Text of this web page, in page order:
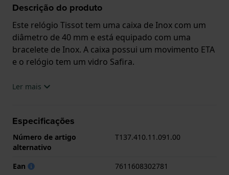
Descrição do produto
Este relógio Tissot tem uma caixa de Inox com um
diâmetro de 40 mm e está equipado com uma
bracelete de Inox. A caixa possui um movimento ETA
e o relógio tem um vidro Safira.
O relógio é estanque a 10ATM. Isto significa que o
.
Ler mais
Especificações
Número de artigo
alternativo
T137.410.11.091.00
Ean
7611608302781